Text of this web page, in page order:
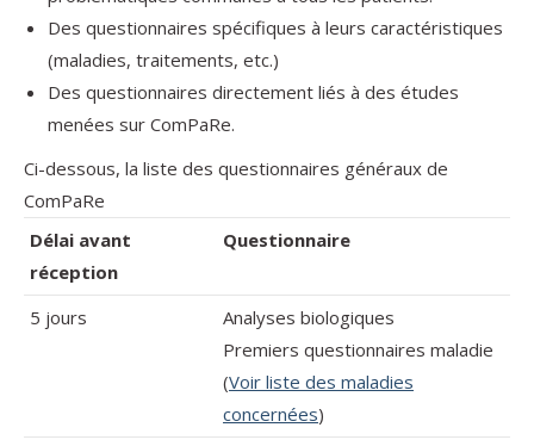
Des questionnaires spécifiques à leurs caractéristiques
(maladies, traitements, etc.)
Des questionnaires directement liés à des études
menées sur ComPaRe.
Ci-dessous, la liste des questionnaires généraux de
ComPaRe
Délai avant
réception
Questionnaire
5 jours
Analyses biologiques
Premiers questionnaires maladie
(Voir liste des maladies
concernées)